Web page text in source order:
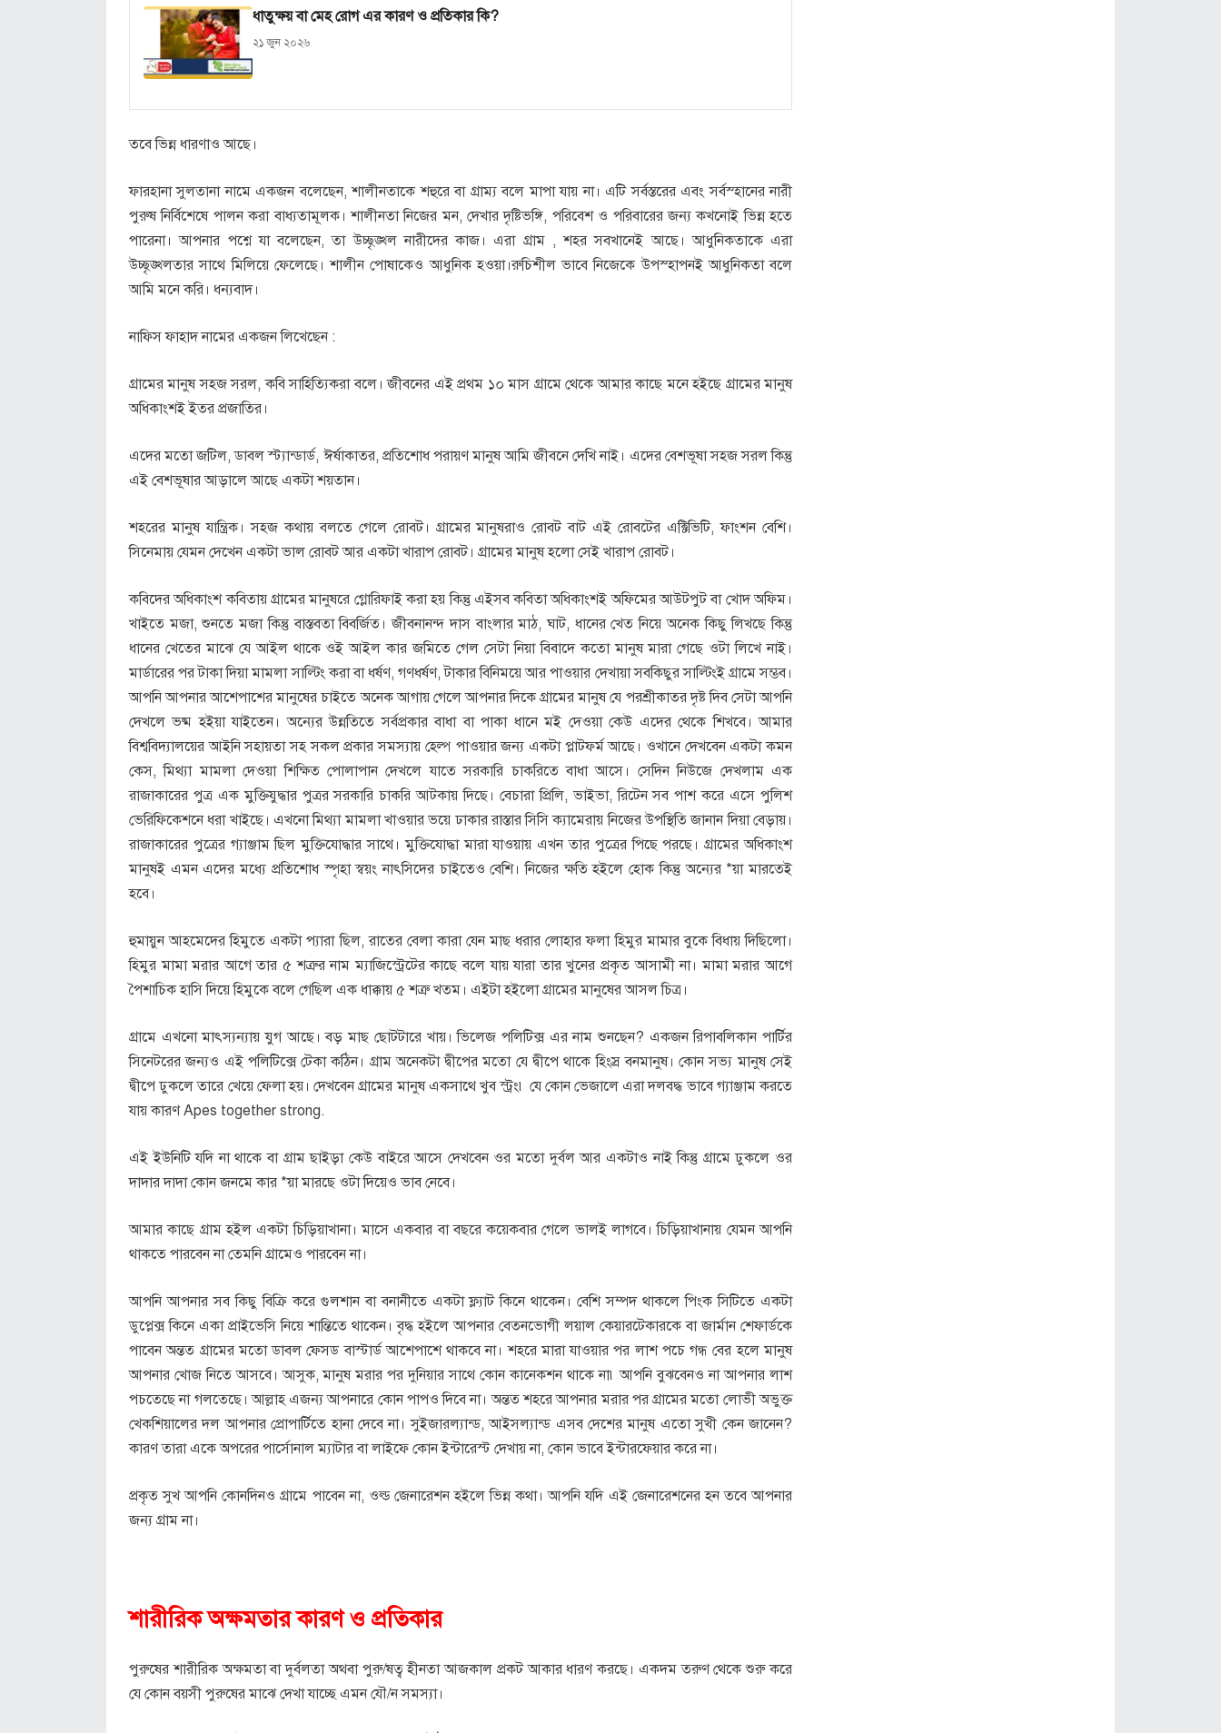
ধাতুক্ষয় বা মেহ রোগ এর কারণ ও প্রতিকার কি?
২১ জুন ২০২৬
তবে ভিন্ন ধারণাও আছে।
ফারহানা সুলতানা নামে একজন বলেছেন, শালীনতাকে শহুরে বা গ্রাম্য বলে মাপা যায় না। এটি সর্বস্তরের এবং সর্বস্হানের নারী
পুরুষ নির্বিশেষে পালন করা বাধ্যতামূলক। শালীনতা নিজের মন, দেখার দৃষ্টিভঙ্গি, পরিবেশ ও পরিবারের জন্য কখনোই ভিন্ন হতে
পারেনা। আপনার পশ্নে যা বলেছেন, তা উচ্ছৃঙ্খল নারীদের কাজ। এরা গ্রাম , শহর সবখানেই আছে। আধুনিকতাকে এরা
উচ্ছৃঙ্খলতার সাথে মিলিয়ে ফেলেছে। শালীন পোষাকেও আধুনিক হওয়া।রুচিশীল ভাবে নিজেকে উপস্হাপনই আধুনিকতা বলে
আমি মনে করি। ধন্যবাদ।
নাফিস ফাহাদ নামের একজন লিখেছেন :
গ্রামের মানুষ সহজ সরল, কবি সাহিত্যিকরা বলে। জীবনের এই প্রথম ১০ মাস গ্রামে থেকে আমার কাছে মনে হইছে গ্রামের মানুষ
অধিকাংশই ইতর প্রজাতির।
এদের মতো জটিল, ডাবল স্ট্যান্ডার্ড, ঈর্ষাকাতর, প্রতিশোধ পরায়ণ মানুষ আমি জীবনে দেখি নাই। এদের বেশভূষা সহজ সরল কিন্তু
এই বেশভূষার আড়ালে আছে একটা শয়তান।
শহরের মানুষ যান্ত্রিক। সহজ কথায় বলতে গেলে রোবট। গ্রামের মানুষরাও রোবট বাট এই রোবটের এক্টিভিটি, ফাংশন বেশি।
সিনেমায় যেমন দেখেন একটা ভাল রোবট আর একটা খারাপ রোবট। গ্রামের মানুষ হলো সেই খারাপ রোবট।
কবিদের অধিকাংশ কবিতায় গ্রামের মানুষরে গ্লোরিফাই করা হয় কিন্তু এইসব কবিতা অধিকাংশই অফিমের আউটপুট বা খোদ অফিম।
খাইতে মজা, শুনতে মজা কিন্তু বাস্তবতা বিবর্জিত। জীবনানন্দ দাস বাংলার মাঠ, ঘাট, ধানের খেত নিয়ে অনেক কিছু লিখছে কিন্তু
ধানের খেতের মাঝে যে আইল থাকে ওই আইল কার জমিতে গেল সেটা নিয়া বিবাদে কতো মানুষ মারা গেছে ওটা লিখে নাই।
মার্ডারের পর টাকা দিয়া মামলা সাল্টিং করা বা ধর্ষণ, গণধর্ষণ, টাকার বিনিময়ে আর পাওয়ার দেখায়া সবকিছুর সাল্টিংই গ্রামে সম্ভব।
আপনি আপনার আশেপাশের মানুষের চাইতে অনেক আগায় গেলে আপনার দিকে গ্রামের মানুষ যে পরশ্রীকাতর দৃষ্ট দিব সেটা আপনি
দেখলে ভষ্ম হইয়া যাইতেন। অন্যের উন্নতিতে সর্বপ্রকার বাধা বা পাকা ধানে মই দেওয়া কেউ এদের থেকে শিখবে। আমার
বিশ্ববিদ্যালয়ের আইনি সহায়তা সহ সকল প্রকার সমস্যায় হেল্প পাওয়ার জন্য একটা প্লাটফর্ম আছে। ওখানে দেখবেন একটা কমন
কেস, মিথ্যা মামলা দেওয়া শিক্ষিত পোলাপান দেখলে যাতে সরকারি চাকরিতে বাধা আসে। সেদিন নিউজে দেখলাম এক
রাজাকারের পুত্র এক মুক্তিযুদ্ধার পুত্রর সরকারি চাকরি আটকায় দিছে। বেচারা প্রিলি, ভাইভা, রিটেন সব পাশ করে এসে পুলিশ
ভেরিফিকেশনে ধরা খাইছে। এখনো মিথ্যা মামলা খাওয়ার ভয়ে ঢাকার রাস্তার সিসি ক্যামেরায় নিজের উপস্থিতি জানান দিয়া বেড়ায়।
রাজাকারের পুত্রের গ্যাঞ্জাম ছিল মুক্তিযোদ্ধার সাথে। মুক্তিযোদ্ধা মারা যাওয়ায় এখন তার পুত্রের পিছে পরছে। গ্রামের অধিকাংশ
মানুষই এমন এদের মধ্যে প্রতিশোধ স্পৃহা স্বয়ং নাৎসিদের চাইতেও বেশি। নিজের ক্ষতি হইলে হোক কিন্তু অন্যের *য়া মারতেই
হবে।
হুমায়ুন আহমেদের হিমুতে একটা প্যারা ছিল, রাতের বেলা কারা যেন মাছ ধরার লোহার ফলা হিমুর মামার বুকে বিধায় দিছিলো।
হিমুর মামা মরার আগে তার ৫ শত্রুর নাম ম্যাজিস্ট্রেটের কাছে বলে যায় যারা তার খুনের প্রকৃত আসামী না। মামা মরার আগে
পৈশাচিক হাসি দিয়ে হিমুকে বলে গেছিল এক ধাক্কায় ৫ শত্রু খতম। এইটা হইলো গ্রামের মানুষের আসল চিত্র।
গ্রামে এখনো মাৎস্যন্যায় যুগ আছে। বড় মাছ ছোটটারে খায়। ভিলেজ পলিটিক্স এর নাম শুনছেন? একজন রিপাবলিকান পার্টির
সিনেটরের জন্যও এই পলিটিক্সে টেকা কঠিন। গ্রাম অনেকটা দ্বীপের মতো যে দ্বীপে থাকে হিংস্র বনমানুষ। কোন সভ্য মানুষ সেই
দ্বীপে ঢুকলে তারে খেয়ে ফেলা হয়। দেখবেন গ্রামের মানুষ একসাথে খুব স্ট্রং৷ যে কোন ভেজালে এরা দলবদ্ধ ভাবে গ্যাঞ্জাম করতে
যায় কারণ Apes together strong.
এই ইউনিটি যদি না থাকে বা গ্রাম ছাইড়া কেউ বাইরে আসে দেখবেন ওর মতো দুর্বল আর একটাও নাই কিন্তু গ্রামে ঢুকলে ওর
দাদার দাদা কোন জনমে কার *য়া মারছে ওটা দিয়েও ভাব নেবে।
আমার কাছে গ্রাম হইল একটা চিড়িয়াখানা। মাসে একবার বা বছরে কয়েকবার গেলে ভালই লাগবে। চিড়িয়াখানায় যেমন আপনি
থাকতে পারবেন না তেমনি গ্রামেও পারবেন না।
আপনি আপনার সব কিছু বিক্রি করে গুলশান বা বনানীতে একটা ফ্ল্যাট কিনে থাকেন। বেশি সম্পদ থাকলে পিংক সিটিতে একটা
ডুপ্লেক্স কিনে একা প্রাইভেসি নিয়ে শান্তিতে থাকেন। বৃদ্ধ হইলে আপনার বেতনভোগী লয়াল কেয়ারটেকারকে বা জার্মান শেফার্ডকে
পাবেন অন্তত গ্রামের মতো ডাবল ফেসড বাস্টার্ড আশেপাশে থাকবে না। শহরে মারা যাওয়ার পর লাশ পচে গন্ধ বের হলে মানুষ
আপনার খোজ নিতে আসবে। আসুক, মানুষ মরার পর দুনিয়ার সাথে কোন কানেকশন থাকে না৷ আপনি বুঝবেনও না আপনার লাশ
পচতেছে না গলতেছে। আল্লাহ এজন্য আপনারে কোন পাপও দিবে না। অন্তত শহরে আপনার মরার পর গ্রামের মতো লোভী অভুক্ত
খেকশিয়ালের দল আপনার প্রোপার্টিতে হানা দেবে না। সুইজারল্যান্ড, আইসল্যান্ড এসব দেশের মানুষ এতো সুখী কেন জানেন?
কারণ তারা একে অপরের পার্সোনাল ম্যাটার বা লাইফে কোন ইন্টারেস্ট দেখায় না, কোন ভাবে ইন্টারফেয়ার করে না।
প্রকৃত সুখ আপনি কোনদিনও গ্রামে পাবেন না, ওল্ড জেনারেশন হইলে ভিন্ন কথা। আপনি যদি এই জেনারেশনের হন তবে আপনার
জন্য গ্রাম না।
শারীরিক অক্ষমতার কারণ ও প্রতিকার
পুরুষের শারীরিক অক্ষমতা বা দুর্বলতা অথবা পুরু/ষত্ব হীনতা আজকাল প্রকট আকার ধারণ করছে। একদম তরুণ থেকে শুরু করে
যে কোন বয়সী পুরুষের মাঝে দেখা যাচ্ছে এমন যৌ/ন সমস্যা।